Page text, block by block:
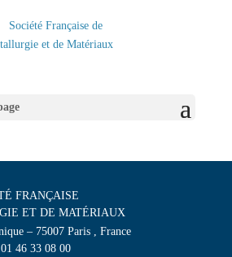
FRANÇAISE
ET DE MATÉRIAUX
– 75007 Paris , France
46 33 08 00